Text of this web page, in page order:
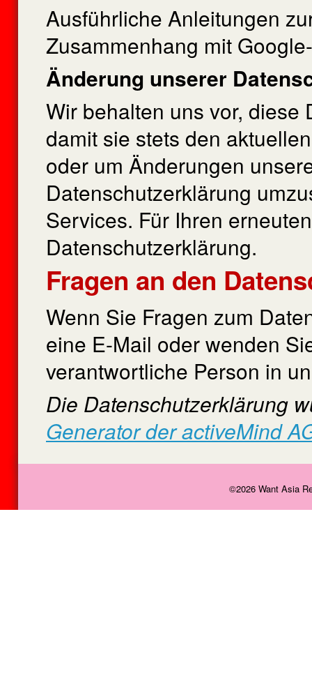
Ausführliche Anleitungen
Zusammenhang mit
Änderung unserer
Wir behalten uns vor,
damit sie stets den
oder um Änderungen
Datenschutzerklärung
Services. Für Ihren
Datenschutzerklärung.
Fragen an den
Wenn Sie Fragen zum
eine E-Mail oder wenden
verantwortliche Person in
Die Datenschutzerklärung
Generator der activeMind
©2026 Want Asia